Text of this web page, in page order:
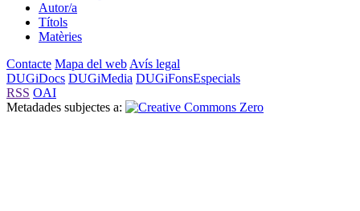
Autor/a
Títols
Matèries
Contacte Mapa del web Avís legal
DUGiDocs DUGiMedia DUGiFonsEspecials
RSS OAI
Metadades subjectes a: